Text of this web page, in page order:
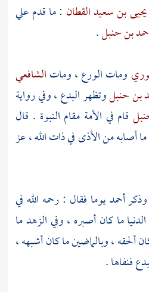
يحيى بن سعيد القطان : ما قدم علي
بن حنبل.
ومات الورع ، وماتالشافعي
بن حنبلوتظهر البدع ، وفي رواية
قام في الأمة مقام النبوة . قال
أصابه من الأذى في ذات الله ، عز
وذكرأحمديوما فقال : رحمه الله في
ما كان أصبره ، وفي الزهد ما
ألحقه ، وبالماضين ما كان أشبهه ،
فنفاها .